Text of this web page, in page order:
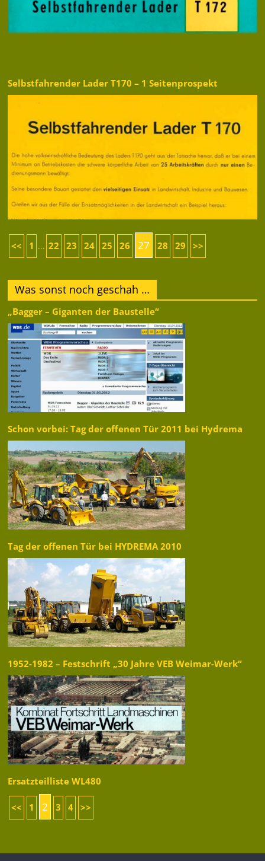
Selbstfahrender Lader T170 – 1 Seitenprospekt
<< 1 ... 22 23 24 25 26 27 28 29 >>
Was sonst noch geschah …
„Bagger – Giganten der Baustelle“
Schon vorbei: Tag der offenen Tür 2011 bei Hydrema
Tag der offenen Tür bei HYDREMA 2010
1952-1982 – Festschrift „30 Jahre VEB Weimar-Werk“
Ersatzteilliste WL480
<< 1 2 3 4 >>